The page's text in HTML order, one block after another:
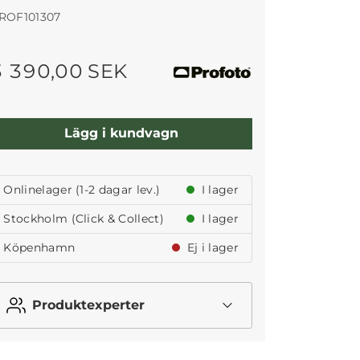
390,00 SEK
Lägg i kundvagn
Onlinelager (1-2 dagar lev.)
I lager
Stockholm (Click & Collect)
I lager
Köpenhamn
Ej i lager
Produktexperter